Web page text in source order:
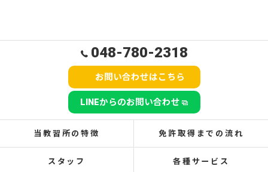
048-780-2318
お問い合わせはこちら
LINEからのお問い合わせ
当教習所の特徴 免許取得までの流れ
スタッフ 各種サービス